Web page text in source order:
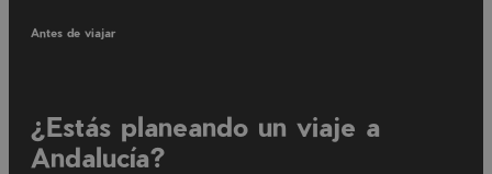
Antes de viajar
¿Estás planeando un viaje a
Andalucía?